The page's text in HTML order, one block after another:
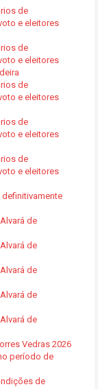
de
e eleitores
de
e eleitores
de
e eleitores
de
e eleitores
de
e eleitores
definitivamente
de
de
de
de
de
Vedras 2026
período de
de